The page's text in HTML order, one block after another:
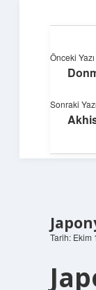
Tarih: Ekim
Önceki Yazı
Sonraki Yazı